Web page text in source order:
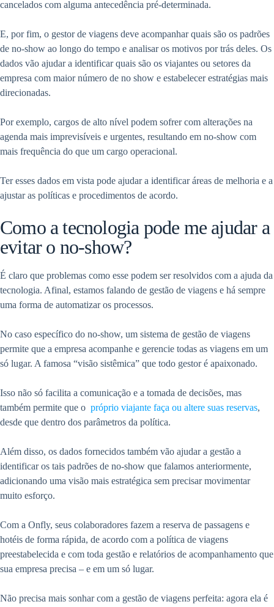
cancelados com alguma antecedência pré-determinada.
E, por fim, o gestor de viagens deve acompanhar quais são os padrões
de no-show ao longo do tempo e analisar os motivos por trás deles. Os
dados vão ajudar a identificar quais são os viajantes ou setores da
empresa com maior número de no show e estabelecer estratégias mais
direcionadas.
Por exemplo, cargos de alto nível podem sofrer com alterações na
agenda mais imprevisíveis e urgentes, resultando em no-show com
mais frequência do que um cargo operacional.
Ter esses dados em vista pode ajudar a identificar áreas de melhoria e a
ajustar as políticas e procedimentos de acordo.
Como a tecnologia pode me ajudar a
evitar o no-show?
É claro que problemas como esse podem ser resolvidos com a ajuda da
tecnologia. Afinal, estamos falando de gestão de viagens e há sempre
uma forma de automatizar os processos.
No caso específico do no-show, um sistema de gestão de viagens
permite que a empresa acompanhe e gerencie todas as viagens em um
só lugar. A famosa “visão sistêmica” que todo gestor é apaixonado.
Isso não só facilita a comunicação e a tomada de decisões, mas
também permite que o próprio viajante faça ou altere suas reservas,
desde que dentro dos parâmetros da política.
Além disso, os dados fornecidos também vão ajudar a gestão a
identificar os tais padrões de no-show que falamos anteriormente,
adicionando uma visão mais estratégica sem precisar movimentar
muito esforço.
Com a Onfly, seus colaboradores fazem a reserva de passagens e
hotéis de forma rápida, de acordo com a política de viagens
preestabelecida e com toda gestão e relatórios de acompanhamento que
sua empresa precisa – e em um só lugar.
Não precisa mais sonhar com a gestão de viagens perfeita: agora ela é